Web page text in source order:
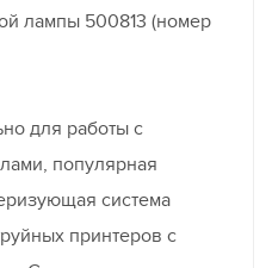
лампы 500813 (номер
для работы с
популярная
система
принтеров с